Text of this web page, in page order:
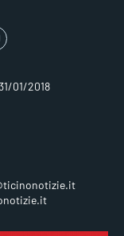
01/2018